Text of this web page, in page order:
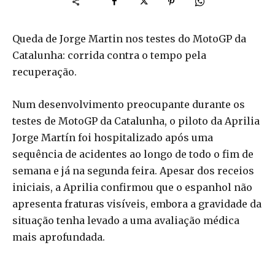
Queda de Jorge Martin nos testes do MotoGP da
Catalunha: corrida contra o tempo pela
recuperação.
Num desenvolvimento preocupante durante os
testes de MotoGP da Catalunha, o piloto da Aprilia
Jorge Martín foi hospitalizado após uma
sequência de acidentes ao longo de todo o fim de
semana e já na segunda feira. Apesar dos receios
iniciais, a Aprilia confirmou que o espanhol não
apresenta fraturas visíveis, embora a gravidade da
situação tenha levado a uma avaliação médica
mais aprofundada.